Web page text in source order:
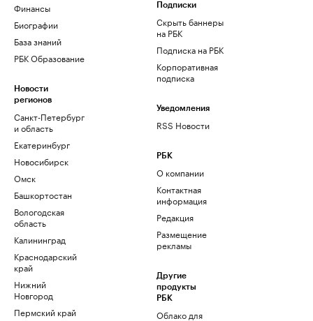
Финансы
Биографии
База знаний
РБК Образование
Новости
регионов
Санкт-Петербург
и область
Екатеринбург
Новосибирск
Омск
Башкортостан
Вологодская
область
Калининград
Краснодарский
край
Нижний
Новгород
Пермский край
Подписки
Скрыть баннеры
на РБК
Подписка на РБК
Корпоративная
подписка
Уведомления
RSS Новости
РБК
О компании
Контактная
информация
Редакция
Размещение
рекламы
Другие
продукты
РБК
Облако для